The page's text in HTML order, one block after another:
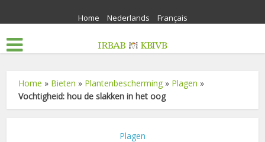
Home Nederlands Français
Home » Bieten » Plantenbescherming » Plagen »
Vochtigheid: hou de slakken in het oog
Plagen